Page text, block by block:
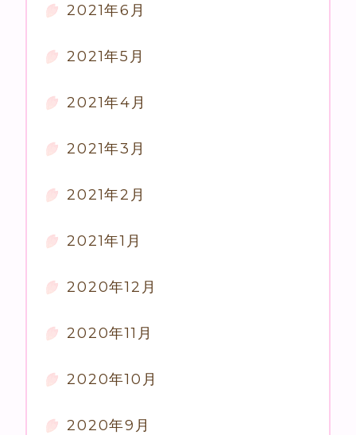
2021年6月
2021年5月
2021年4月
2021年3月
2021年2月
2021年1月
2020年12月
2020年11月
2020年10月
2020年9月